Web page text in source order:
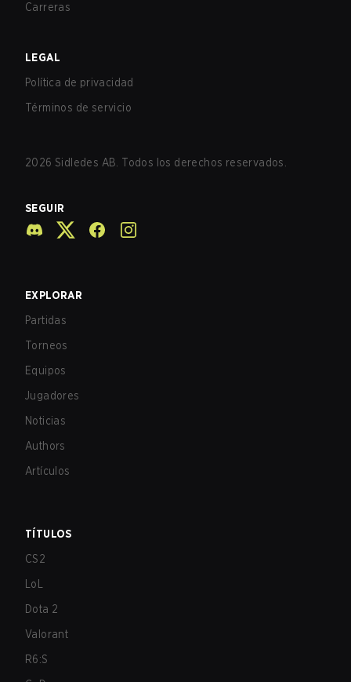
Carreras
LEGAL
Política de privacidad
Términos de servicio
2026 Sidledes AB. Todos los derechos reservados.
SEGUIR
EXPLORAR
Partidas
Torneos
Equipos
Jugadores
Noticias
Authors
Artículos
TÍTULOS
CS2
LoL
Dota 2
Valorant
R6:S